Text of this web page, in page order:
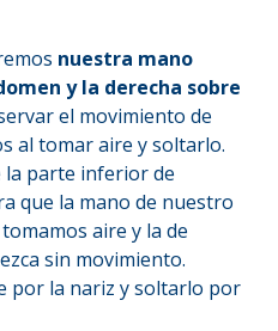
nuestra mano
y la derecha sobre
el movimiento de
al tomar aire y soltarlo.
la parte inferior de
que la mano de nuestro
aire y la de
sin movimiento.
por la nariz y soltarlo por